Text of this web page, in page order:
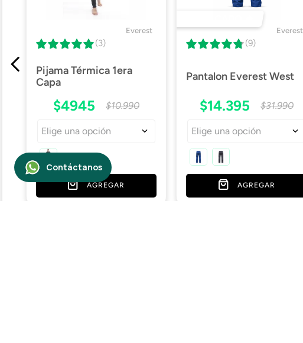
Everest
(3)
Pijama Térmica 1era
Capa
$4945 $10.990
Elige una opción
AGREGAR
Everest
(9)
Pantalon Everest West
$14.395 $31.990
Elige una opción
AGREGAR